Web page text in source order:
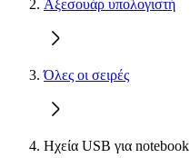
Αξεσουάρ υπολογιστή
Όλες οι σειρές
Ηχεία USB για notebook